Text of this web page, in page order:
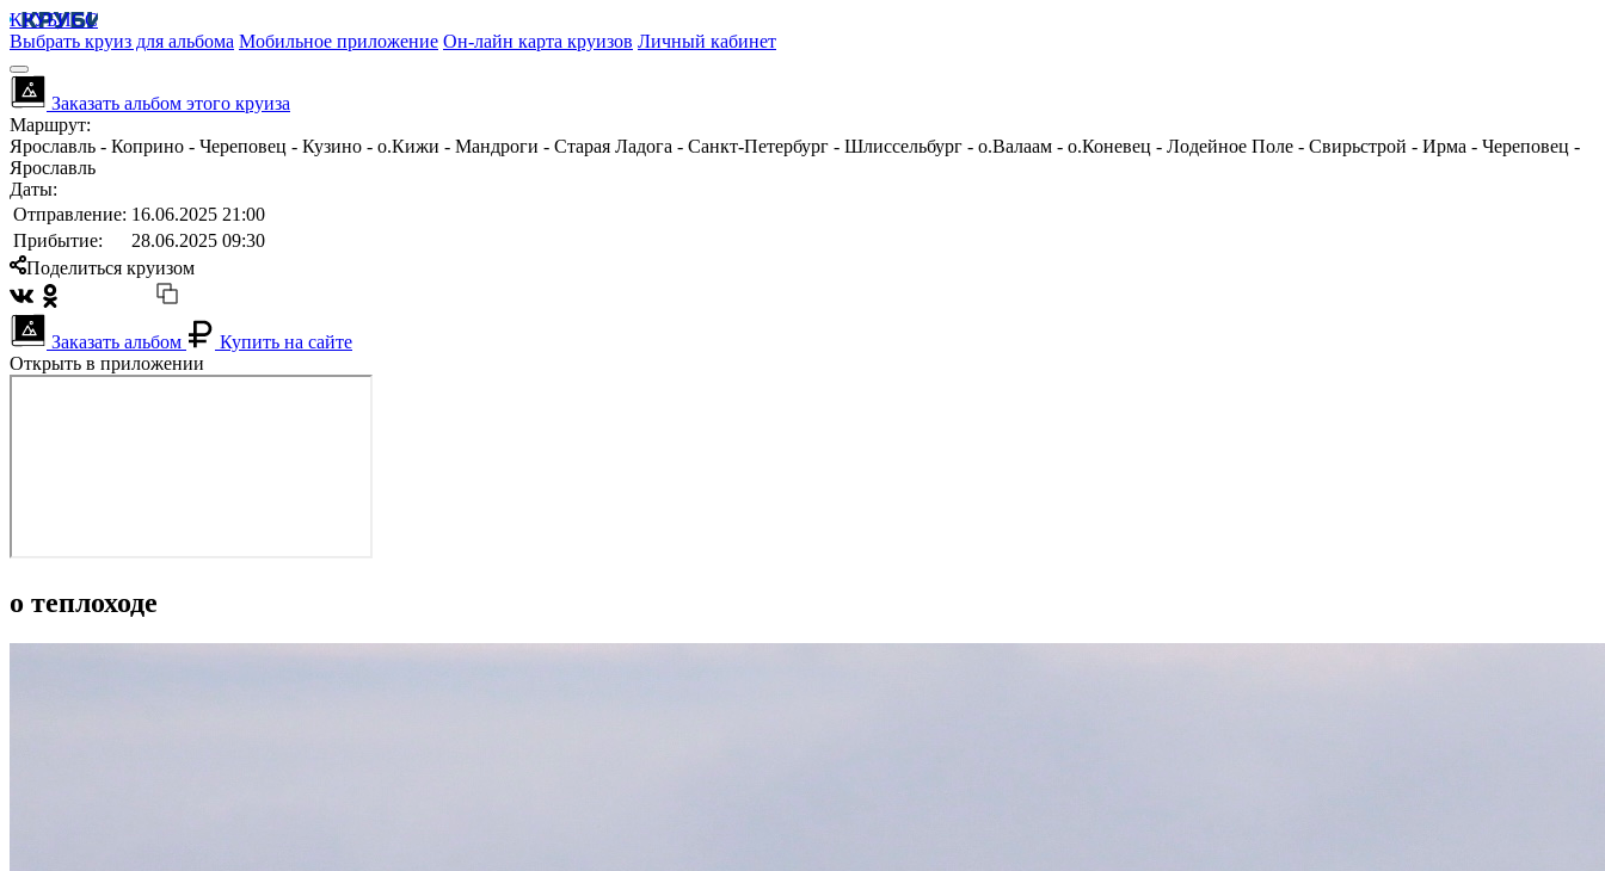
КРУБИСС
Выбрать круиз для альбома Мобильное приложение Он-лайн карта круизов Личный кабинет
Заказать альбом этого круиза
Маршрут:
Ярославль - Коприно - Череповец - Кузино - о.Кижи - Мандроги - Старая Ладога - Санкт-Петербург - Шлиссельбург - о.Валаам - о.Коневец - Лодейное Поле - Свирьстрой - Ирма - Череповец -
Ярославль
Даты:
Отправление: 16.06.2025 21:00
Прибытие:
28.06.2025 09:30
Поделиться круизом
Заказать альбом
Купить на сайте
Открыть в приложении
о теплоходе